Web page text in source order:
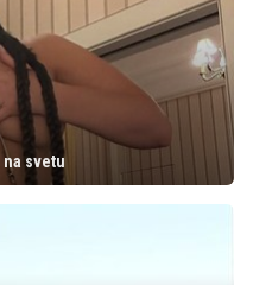
svetu